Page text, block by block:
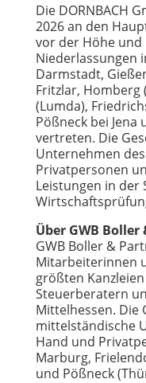
Die DORNBACH
2026 an den
vor der Höhe
Niederlassungen
Darmstadt,
Fritzlar, Homberg
(Lumda),
Pößneck bei
vertreten. Die
Unternehmen
Privatpersonen
Leistungen in der
Über GWB
GWB Boller &
Mitarbeiterinnen
größten
Steuerberatern
Mittelhessen. Die
mittelständische
Hand und
Marburg,
und Pößneck